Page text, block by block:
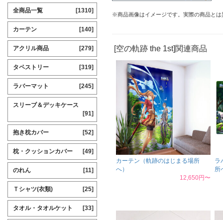
※商品画像はイメージです。実際の商品と
[空の軌跡 the 1st]関連商品
カーテン（軌跡のはじまる場所
へ）
12,650円〜
ラ
所
全商品一覧 [1310]
カーテン [140]
アクリル商品 [279]
タペストリー [319]
ラバーマット [245]
スリーブ＆デッキケース
[91]
抱き枕カバー [52]
枕・クッションカバー [49]
のれん [11]
Ｔシャツ(衣類) [25]
タオル・タオルケット [33]